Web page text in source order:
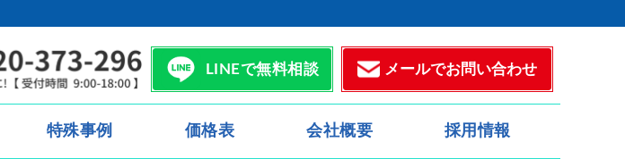
LINEで無料相談 メールでお問い合わせ
特殊事例 価格表 会社概要 採用情報